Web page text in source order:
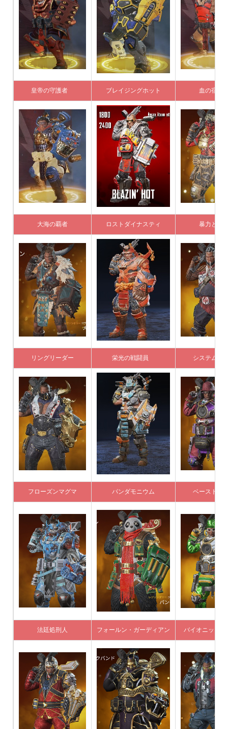
皇帝の守護者 ブレイジングホット 血の
大海の覇者 ロストダイナスティ 暴力と
リングリーダー 栄光の戦闘員 システム
フローズンマグマ パンダモニウム ベースドロ
法廷処刑人 フォールン・ガーディアン バイオニック・